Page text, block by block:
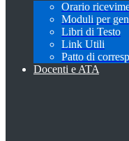
Orario
Moduli per
Libri di Testo
Link Utili
Patto di
Docenti e ATA